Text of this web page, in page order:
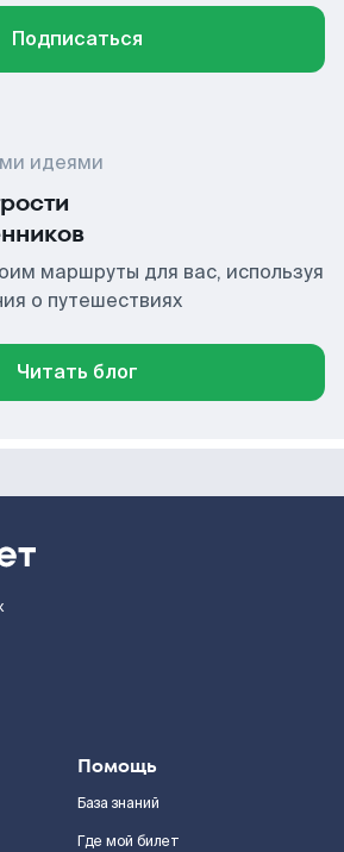
Подписаться
идеями
маршруты для вас, используя
о путешествиях
Читать блог
Помощь
База знаний
Где мой билет